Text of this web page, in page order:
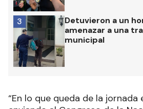
Detuvieron a un
amenazar a una
municipal
3
“En lo que queda de la jornada